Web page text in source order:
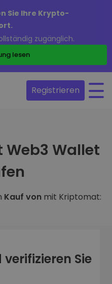
Sie Ihre Krypto-
zugänglich.
lesen
Registrieren
Wallet
Kauf von mit Kriptomat:
Sie